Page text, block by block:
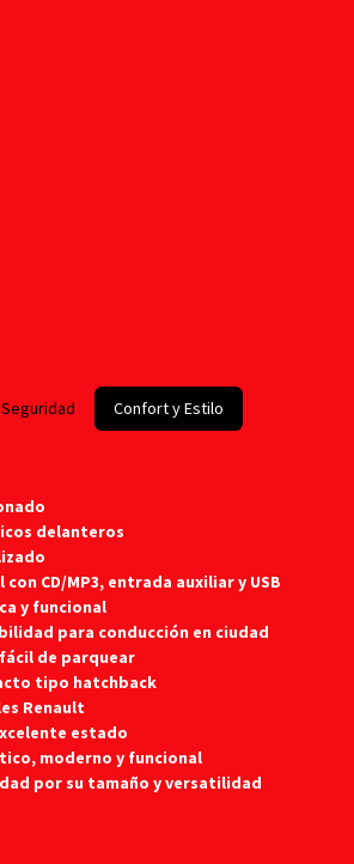
Seguridad Confort y Estilo
delanteros
CD/MP3, entrada auxiliar y USB
y funcional
para conducción en ciudad
de parquear
tipo hatchback
Renault
estado
moderno y funcional
por su tamaño y versatilidad